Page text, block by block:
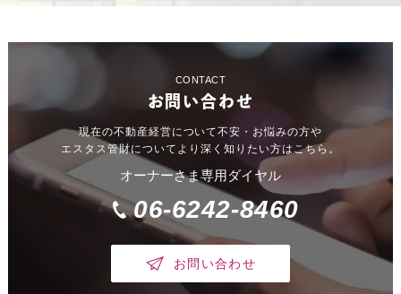
CONTACT
お問い合わせ
現在の不動産経営について不安・お悩みの方や
エスタス管財についてより深く知りたい方はこちら。
オーナーさま専用ダイヤル
06-6242-8460
お問い合わせ